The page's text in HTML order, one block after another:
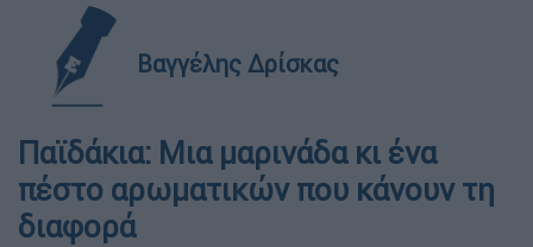
Βαγγέλης Δρίσκας
Παϊδάκια: Μια μαρινάδα κι ένα
πέστο αρωματικών που κάνουν τη
διαφορά